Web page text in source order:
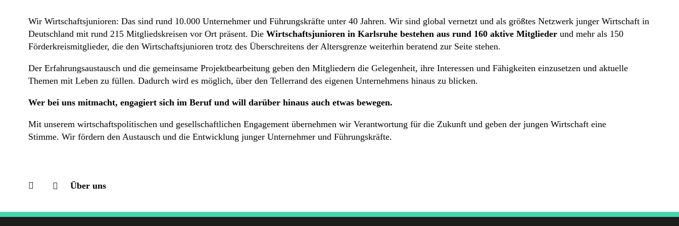
Wir Wirtschaftsjunioren: Das sind rund 10.000 Unternehmer und Führungskräfte unter 40 Jahren. Wir sind global vernetzt und als größtes Netzwerk junger Wirtschaft in
Deutschland mit rund 215 Mitgliedskreisen vor Ort präsent. Die Wirtschaftsjunioren in Karlsruhe bestehen aus rund 160 aktive Mitglieder und mehr als 150
Förderkreismitglieder, die den Wirtschaftsjunioren trotz des Überschreitens der Altersgrenze weiterhin beratend zur Seite stehen.
Der Erfahrungsaustausch und die gemeinsame Projektbearbeitung geben den Mitgliedern die Gelegenheit, ihre Interessen und Fähigkeiten einzusetzen und aktuelle
Themen mit Leben zu füllen. Dadurch wird es möglich, über den Tellerrand des eigenen Unternehmens hinaus zu blicken.
Wer bei uns mitmacht, engagiert sich im Beruf und will darüber hinaus auch etwas bewegen.
Mit unserem wirtschaftspolitischen und gesellschaftlichen Engagement übernehmen wir Verantwortung für die Zukunft und geben der jungen Wirtschaft eine
Stimme. Wir fördern den Austausch und die Entwicklung junger Unternehmer und Führungskräfte.
Über uns